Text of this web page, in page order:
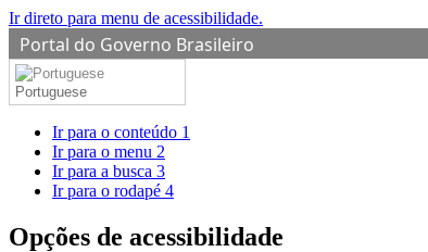
Ir direto para menu de acessibilidade.
Portal do Governo Brasileiro
Portuguese
Ir para o conteúdo 1
Ir para o menu 2
Ir para a busca 3
Ir para o rodapé 4
Opções de acessibilidade